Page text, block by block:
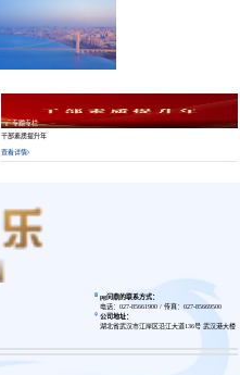
专题专栏
干部素质提升年
查看详情
pg问鼎的联系方式：
电话：027-85661900 / 传真：027-85669500
公司地址：
湖北省武汉市江岸区沿江大道136号 武汉港大楼